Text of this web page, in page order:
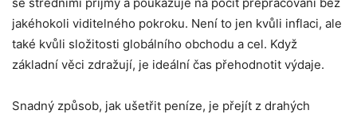
jakéhokoli viditelného pokroku. Není to jen kvůli inflaci, ale
také kvůli složitosti globálního obchodu a cel. Když
základní věci zdražují, je ideální čas přehodnotit výdaje.
Snadný způsob, jak ušetřit peníze, je přejít z drahých